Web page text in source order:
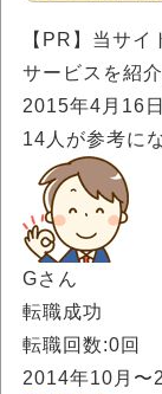
【PR】当サ
サービスを紹
2015年4月16日
14 人が参考に
Gさん
転職成功
転職回数:0回
2014年10月〜